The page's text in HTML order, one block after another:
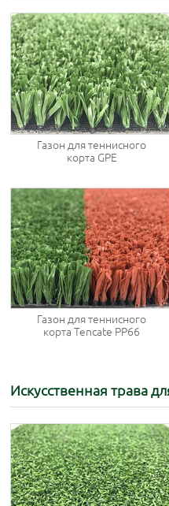
Газон для теннисного
корта GPE
Газон для теннисного
корта Tencate PP66
Искусственная трава